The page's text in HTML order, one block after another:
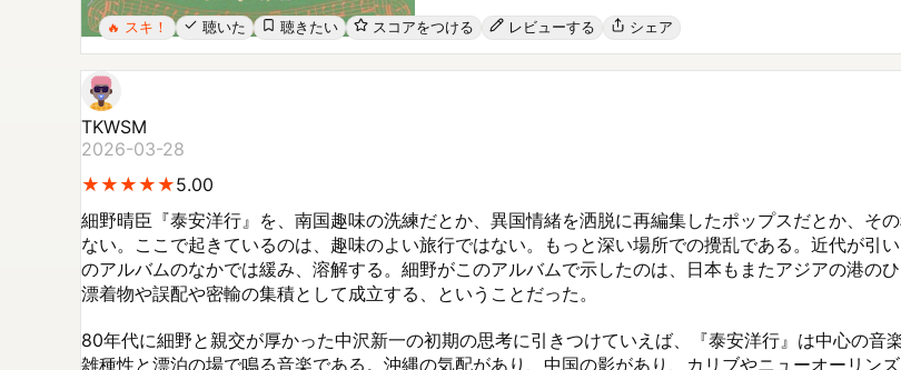
🔥 スキ！ 聴いた 聴きたい スコアをつける レビューする シェア
TKWSM
2026-03-28
★
★★
★★
★★
★★
★5.00
細野晴臣『泰安洋行』を、南国趣味の洗練だとか、異国情緒を洒脱に再編集したポップスだとか、そ
ない。ここで起きているのは、趣味のよい旅行ではない。もっと深い場所での攪乱である。近代が引
のアルバムのなかでは緩み、溶解する。細野がこのアルバムで示したのは、日本もまたアジアの港の
漂着物や誤配や密輸の集積として成立する、ということだった。
80年代に細野と親交が厚かった中沢新一の初期の思考に引きつけていえば、『泰安洋行』は中心の音
雑種性と漂泊の場で鳴る音楽である。沖縄の気配があり、中国の影があり、カリブやニューオーリン